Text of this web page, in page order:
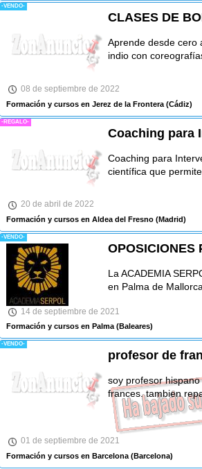
-VENDO-
CLASES DE
Aprende desde cero
indio con
08 de septiembre de 2022
Formación y cursos en Jerez de la Frontera(Cádiz)
-REGALO-
Coaching para
Coaching para
científica que
20 de abril de 2022
Formación y cursos en Aldea del Fresno(Madrid)
-VENDO-
OPOSICIONES
La ACADEMIA
en Palma de
14 de septiembre de 2021
Formación y cursos en Palma(Baleares)
-VENDO-
profesor de
soy profesor
frances. tambien
01 de septiembre de 2021
Formación y cursos en Barcelona(Barcelona)